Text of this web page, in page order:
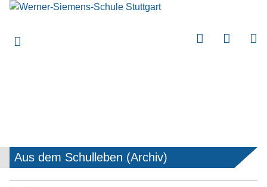
Aus dem Schulleben (Archiv)